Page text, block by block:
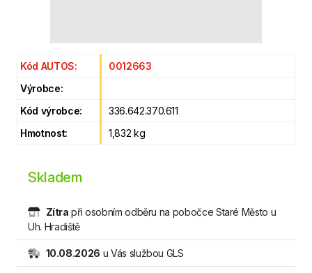
Kód AUTOS:
0012663
Výrobce:
Kód výrobce:
336.642.370.611
Hmotnost:
1,832 kg
Skladem
Zítra při osobním odběru na pobočce Staré Město u
Uh. Hradiště
10.08.2026 u Vás službou GLS